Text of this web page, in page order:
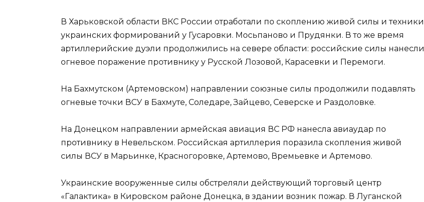
В Харьковской области ВКС России отработали по скоплению живой силы и техники
украинских формирований у Гусаровки. Мосьпаново и Прудянки. В то же время
артиллерийские дуэли продолжились на севере области: российские силы нанесли
огневое поражение противнику у Русской Лозовой, Карасевки и Перемоги.
На Бахмутском (Артемовском) направлении союзные силы продолжили подавлять
огневые точки ВСУ в Бахмуте, Соледаре, Зайцево, Северске и Раздоловке.
На Донецком направлении армейская авиация ВС РФ нанесла авиаудар по
противнику в Невельском. Российская артиллерия поразила скопления живой
силы ВСУ в Марьинке, Красногоровке, Артемово, Времьевке и Артемово.
Украинские вооруженные силы обстреляли действующий торговый центр
«Галактика» в Кировском районе Донецка, в здании возник пожар. В Луганской